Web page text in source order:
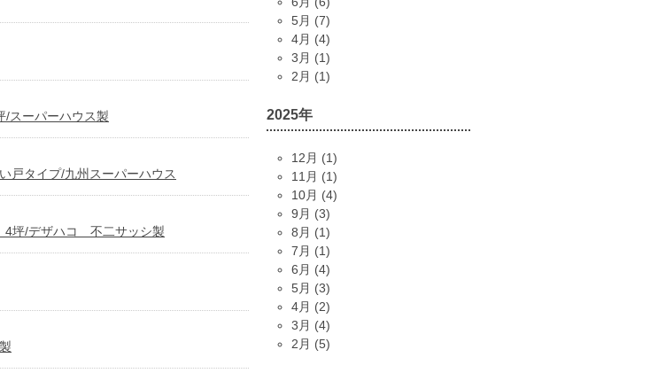
/スーパーハウス製
戸タイプ/九州スーパーハウス
4坪/デザハコ 不二サッシ製
5月 (7)
4月 (4)
3月 (1)
2月 (1)
2025年
12月 (1)
11月 (1)
10月 (4)
9月 (3)
8月 (1)
7月 (1)
6月 (4)
5月 (3)
4月 (2)
3月 (4)
2月 (5)